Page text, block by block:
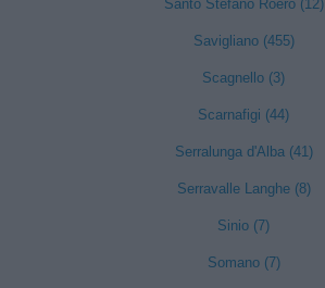
Santo Stefano Roero (12)
Savigliano (455)
Scagnello (3)
Scarnafigi (44)
Serralunga d'Alba (41)
Serravalle Langhe (8)
Sinio (7)
Somano (7)